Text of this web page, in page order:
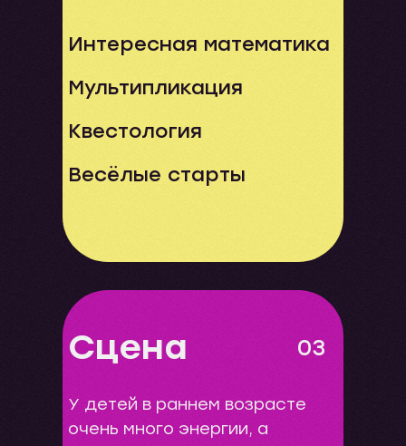
Интересная математика
Мультипликация
Квестология
Весёлые старты
Сцена
У детей в раннем возрасте
очень много энергии, а
03